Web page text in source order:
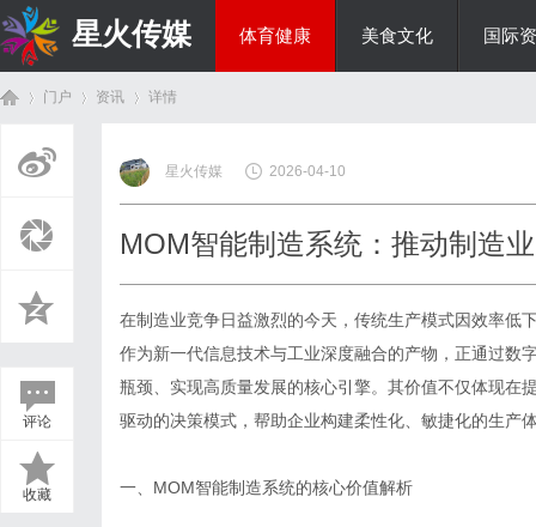
星火传媒 体育健康 美食文化 国际
门户 资讯
›
详情
评论
收藏
星火传媒 2026-04-10
MOM智能制造系统：推动制造
在制造业竞争日益激烈的今天，传统生产模式因效率低
作为新一代信息技术与工业深度融合的产物，正通过数
瓶颈、实现高质量发展的核心引擎。其价值不仅体现在
驱动的决策模式，帮助企业构建柔性化、敏捷化的生产
一、MOM智能制造系统的核心价值解析